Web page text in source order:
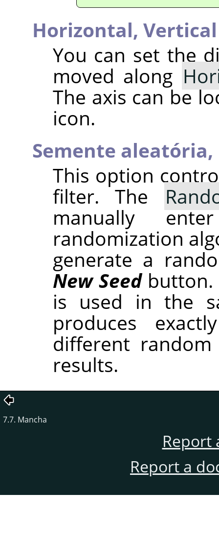
Horizontal, Vertical
You can set the
moved along
The axis can be
icon.
Semente aleatória,
This option
filter. The
manually
randomization
generate a
New Seedbutton.
is used in the
produces
different
results.
7.7. Mancha
Report
Report a